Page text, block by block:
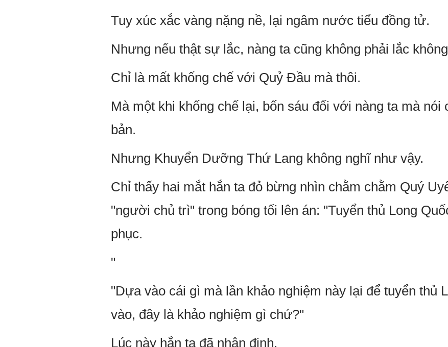
Tuy xúc xắc vàng nặng nề, lại ngâm nước tiểu đồng tử.
Nhưng nếu thật sự lắc, nàng ta cũng không phải lắc
Chỉ là mất khống chế với Quỷ Đầu mà thôi.
Mà một khi khống chế lại, bốn sáu đối với nàng ta mà nói
bản.
Nhưng Khuyển Dưỡng Thứ Lang không nghĩ như vậy.
Chỉ thấy hai mắt hắn ta đỏ bừng nhìn chằm chằm Quý
"người chủ trì" trong bóng tối lên án: "Tuyển thủ Long
phục.
"
"Dựa vào cái gì mà lần khảo nghiệm này lại để tuyển thủ
vào, đây là khảo nghiệm gì chứ?"
Lúc này hắn ta đã nhận định.